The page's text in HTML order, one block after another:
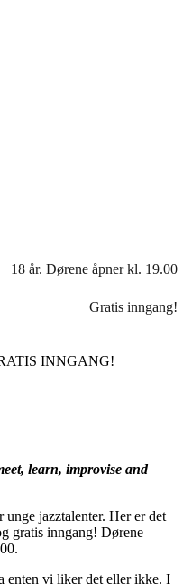
18 år. Dørene åpner kl. 19.00
Gratis inngang!
INNGANG!
learn, improvise and
jazztalenter. Her er det
gratis inngang! Dørene
enten vi liker det eller ikke. I